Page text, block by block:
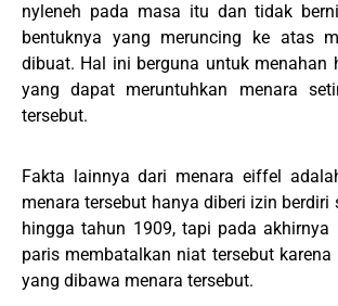
nyleneh pada masa itu dan tidak
bentuknya yang meruncing ke atas
dibuat. Hal ini berguna untuk menahan
yang dapat meruntuhkan menara
tersebut.
Fakta lainnya dari menara eiffel
menara tersebut hanya diberi izin berdiri
hingga tahun 1909, tapi pada akhirnya
paris membatalkan niat tersebut
yang dibawa menara tersebut.